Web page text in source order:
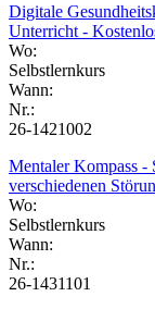
Digitale
Unterricht -
Wo:
Selbstlernkurs
Wann:
Nr.:
26-1421002
Mentaler Kompass -
verschiedenen
Wo:
Selbstlernkurs
Wann:
Nr.:
26-1431101